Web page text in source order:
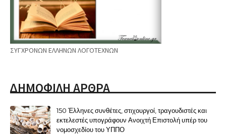
ΣΥΓΧΡΟΝΩΝ ΕΛΛΗΝΩΝ ΛΟΓΟΤΕΧΝΩΝ
ΔΗΜΟΦΙΛΗ ΑΡΘΡΑ
150 Έλληνες συνθέτες, στιχουργοί, τραγουδιστές και
εκτελεστές υπογράφουν Ανοιχτή Επιστολή υπέρ του
νομοσχεδίου του ΥΠΠΟ